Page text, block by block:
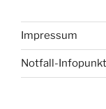
Impressum
Notfall-Infopunkt